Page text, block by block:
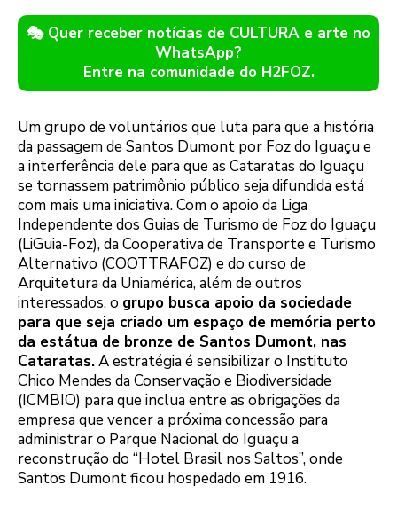
🎭 Quer receber notícias de CULTURA e arte no
WhatsApp?
Entre na comunidade do H2FOZ.
Um grupo de voluntários que luta para que a história
da passagem de Santos Dumont por Foz do Iguaçu e
a interferência dele para que as Cataratas do Iguaçu
se tornassem patrimônio público seja difundida está
com mais uma iniciativa. Com o apoio da Liga
Independente dos Guias de Turismo de Foz do Iguaçu
(LiGuia-Foz), da Cooperativa de Transporte e Turismo
Alternativo (COOTTRAFOZ) e do curso de
Arquitetura da Uniamérica, além de outros
interessados, o grupo busca apoio da sociedade
para que seja criado um espaço de memória perto
da estátua de bronze de Santos Dumont, nas
Cataratas.A estratégia é sensibilizar o Instituto
Chico Mendes da Conservação e Biodiversidade
(ICMBIO) para que inclua entre as obrigações da
empresa que vencer a próxima concessão para
administrar o Parque Nacional do Iguaçu a
reconstrução do “Hotel Brasil nos Saltos”, onde
Santos Dumont ficou hospedado em 1916.